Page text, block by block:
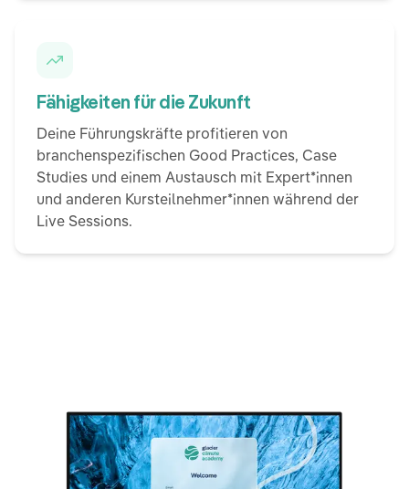
Fähigkeiten für die Zukunft
Deine Führungskräfte profitieren von
branchenspezifischen Good Practices, Case
Studies und einem Austausch mit Expert*innen
und anderen Kursteilnehmer*innen während der
Live Sessions.